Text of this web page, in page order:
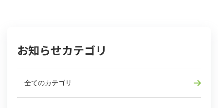
お知らせカテゴリ
全てのカテゴリ